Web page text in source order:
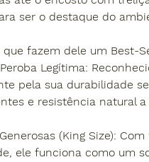
ser o destaque do
fazem dele um Best-
Legítima:
pela sua durabilidade
e resistência natural a
(King Size): Com
ele funciona como um